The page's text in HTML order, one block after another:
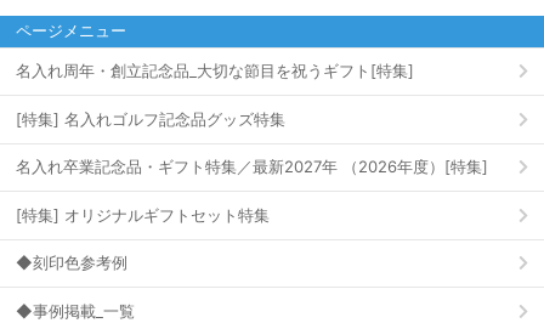
ページメニュー
名入れ周年・創立記念品_大切な節目を祝うギフト[特集]
[特集] 名入れゴルフ記念品グッズ特集
名入れ卒業記念品・ギフト特集／最新2027年 （2026年度）[特集]
[特集] オリジナルギフトセット特集
◆刻印色参考例
◆事例掲載_一覧